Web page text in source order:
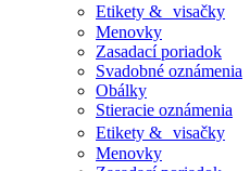
Etikety & visačky
Menovky
Zasadací poriadok
Svadobné oznámenia
Obálky
Stieracie oznámenia
Etikety & visačky
Menovky